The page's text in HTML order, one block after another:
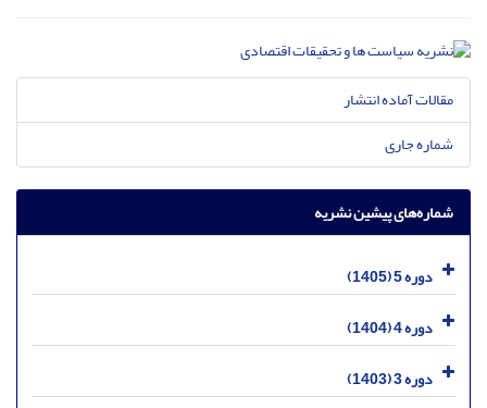
مقالات آماده انتشار
شماره جاری
شماره‌های پیشین نشریه
دوره 5 (1405)
دوره 4 (1404)
دوره 3 (1403)